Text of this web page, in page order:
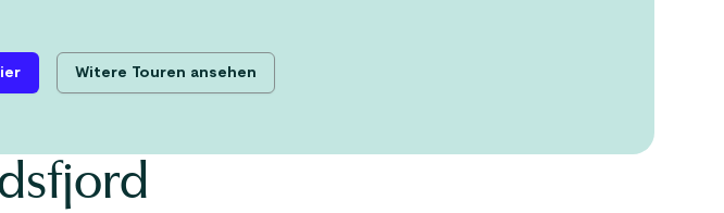
Witere Touren ansehen